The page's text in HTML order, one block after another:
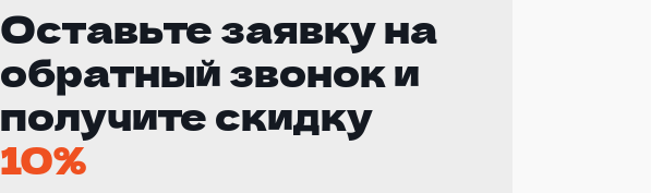
Оставьте заявку на
обратный звонок и
получите скидку
10%